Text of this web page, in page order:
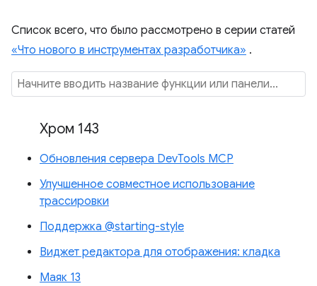
Список всего, что было рассмотрено в серии статей
«Что нового в инструментах разработчика» .
Хром 143
Обновления сервера DevTools MCP
Улучшенное совместное использование
трассировки
Поддержка @starting-style
Виджет редактора для отображения: кладка
Маяк 13